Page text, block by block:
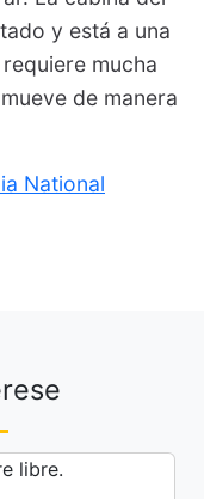
y está a una
mucha
de manera
National